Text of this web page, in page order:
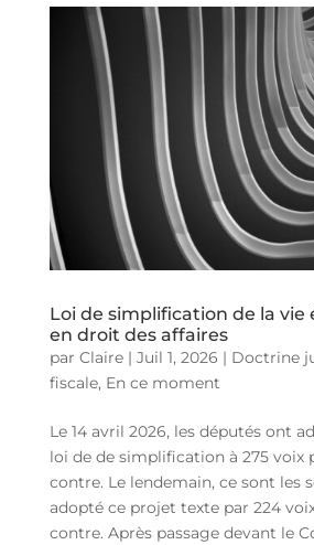
Loi de simplification de la vie
en droit des affaires
par Claire| Juil 1, 2026 | Doctrine
fiscale, En ce moment
Le 14 avril 2026, les députés ont
loi de de simplification à 275 voix
contre. Le lendemain, ce sont les
adopté ce projet texte par 224
contre. Après passage devant le